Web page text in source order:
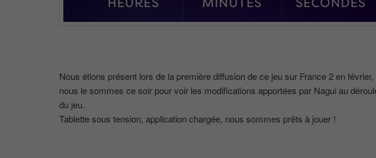
Nous étions présent lors de la première diffusion de ce jeu sur France 2 en février,
nous le sommes ce soir pour voir les modifications apportées par Nagui au
du jeu.
Tablette sous tension, application chargée, nous sommes prêts à jouer !